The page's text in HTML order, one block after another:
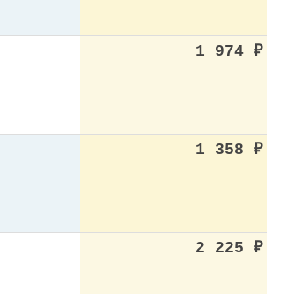
1 974 ₽
1 358 ₽
2 225 ₽